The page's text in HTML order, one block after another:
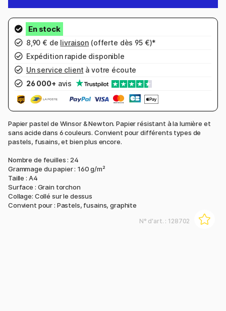
8,90 € de livraison (offerte dès 95 €)*
Expédition rapide disponible
Un service client à votre écoute
26 000+ avis
Papier pastel de Winsor & Newton. Papier résistant à la lumière et
sans acide dans 6 couleurs. Convient pour différents types de
pastels, fusains, et bien plus encore.
Nombre de feuilles : 24
Grammage du papier : 160 g/m²
Taille : A4
Surface : Grain torchon
Collage: Collé sur le dessus
Convient pour : Pastels, fusains, graphite
N° d'art. : 128702